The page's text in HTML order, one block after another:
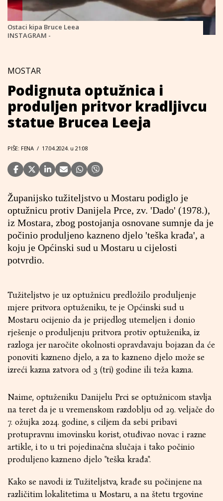
Ostaci kipa Bruce Leea
INSTAGRAM -
MOSTAR
Podignuta optužnica i
produljen pritvor kradljivcu
statue Brucea Leeja
PIŠE: FENA / 17.04.2024. u 21:08
Županijsko tužiteljstvo u Mostaru podiglo je
optužnicu protiv Danijela Prce, zv. 'Dado' (1978.),
iz Mostara, zbog postojanja osnovane sumnje da je
počinio produljeno kazneno djelo 'teška krađa', a
koju je Općinski sud u Mostaru u cijelosti
potvrdio.
Tužiteljstvo je uz optužnicu predložilo produljenje
mjere pritvora optuženiku, te je Općinski sud u
Mostaru ocijenio da je prijedlog utemeljen i donio
rješenje o produljenju pritvora protiv optuženika, iz
razloga jer naročite okolnosti opravdavaju bojazan da će
ponoviti kazneno djelo, a za to kazneno djelo može se
izreći kazna zatvora od 3 (tri) godine ili teža kazna.
Naime, optuženiku Danijelu Prci se optužnicom stavlja
na teret da je u vremenskom razdoblju od 29. veljače do
7. ožujka 2024. godine, s ciljem da sebi pribavi
protupravnu imovinsku korist, otuđivao novac i razne
artikle, i to u tri pojedinačna slučaja i tako počinio
produljeno kazneno djelo "teška krađa".
Kako se navodi iz Tužiteljstva, krađe su počinjene na
različitim lokalitetima u Mostaru, a na štetu trgovine